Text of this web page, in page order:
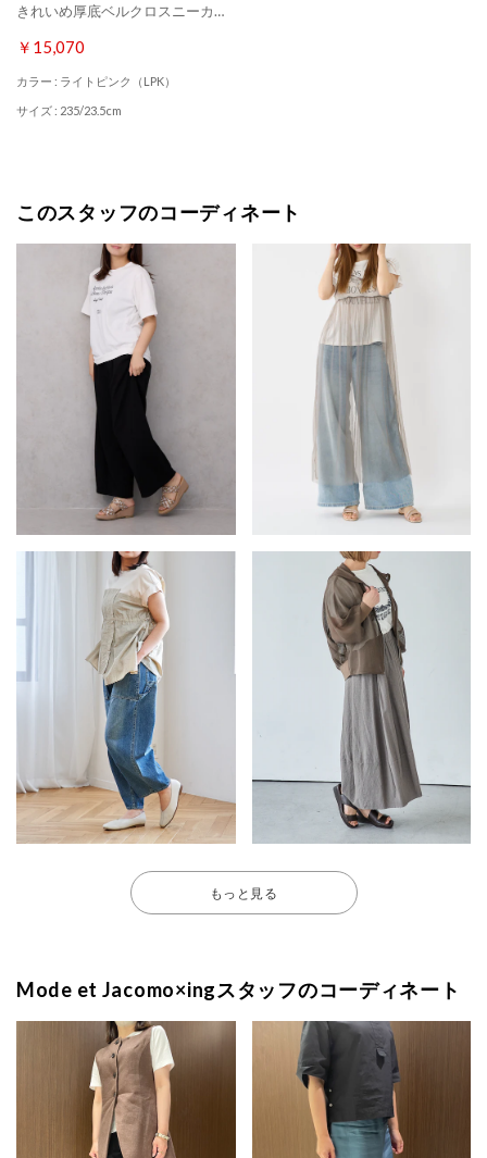
きれいめ厚底ベルクロスニーカー （ライトピンク）
￥15,070
カラー : ライトピンク（LPK）
サイズ : 235/23.5cm
このスタッフのコーディネート
もっと見る
Mode et Jacomo×ingスタッフのコーディネート